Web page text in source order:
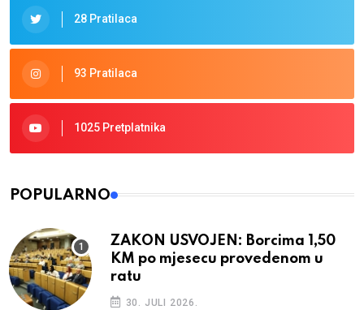
28 Pratilaca
93 Pratilaca
1025 Pretplatnika
POPULARNO
ZAKON USVOJEN: Borcima 1,50
KM po mjesecu provedenom u
ratu
30. JULI 2026.